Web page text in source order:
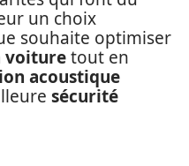
un choix
souhaite optimiser
voituretout en
acoustique
sécurité